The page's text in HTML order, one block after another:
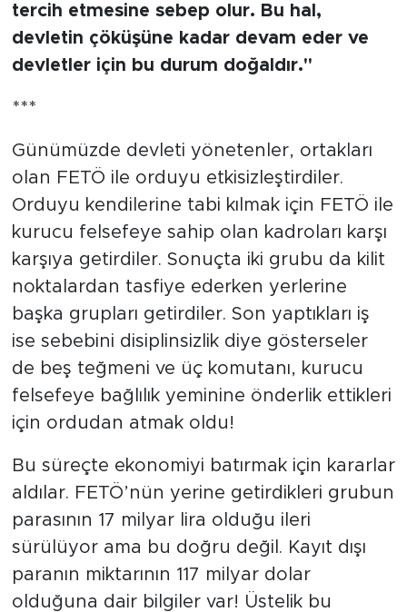
tercih etmesine sebep olur. Bu hal,
devletin çöküşüne kadar devam eder ve
devletler için bu durum doğaldır."
***
Günümüzde devleti yönetenler, ortakları
olan FETÖ ile orduyu etkisizleştirdiler.
Orduyu kendilerine tabi kılmak için FETÖ ile
kurucu felsefeye sahip olan kadroları karşı
karşıya getirdiler. Sonuçta iki grubu da kilit
noktalardan tasfiye ederken yerlerine
başka grupları getirdiler. Son yaptıkları iş
ise sebebini disiplinsizlik diye gösterseler
de beş teğmeni ve üç komutanı, kurucu
felsefeye bağlılık yeminine önderlik ettikleri
için ordudan atmak oldu!
Bu süreçte ekonomiyi batırmak için kararlar
aldılar. FETÖ’nün yerine getirdikleri grubun
parasının 17 milyar lira olduğu ileri
sürülüyor ama bu doğru değil. Kayıt dışı
paranın miktarının 117 milyar dolar
olduğuna dair bilgiler var! Üstelik bu